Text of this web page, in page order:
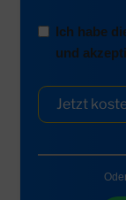
Ich habe
und
Jetzt